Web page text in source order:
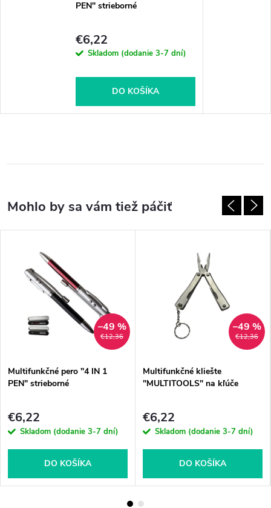
PEN" strieborné
€6,22
Skladom (dodanie 3-7 dní)
DO KOŠÍKA
€12,36
–49 %
Multifunkčné pero "4 IN 1
PEN" strieborné
€6,22
Skladom (dodanie 3-7 dní)
DO KOŠÍKA
€12,36
–49 %
Multifunkčné kliešte
"MULTITOOLS" na kľúče
€6,22
Skladom (dodanie 3-7 dní)
DO KOŠÍKA